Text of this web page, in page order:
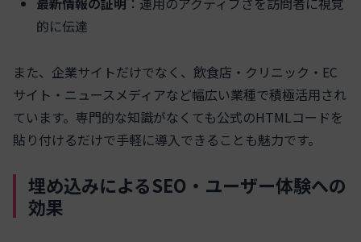
的に伝達
また、企業サイトだけでなく、飲食店・クリニック・EC
サイト・ニュースメディアなど幅広い業種で積極活用され
ています。専門的な知識がなくても公式のHTMLコードを
貼り付けるだけで手軽に導入できることも魅力です。
埋め込みによるSEO・ユーザー体験への
効果